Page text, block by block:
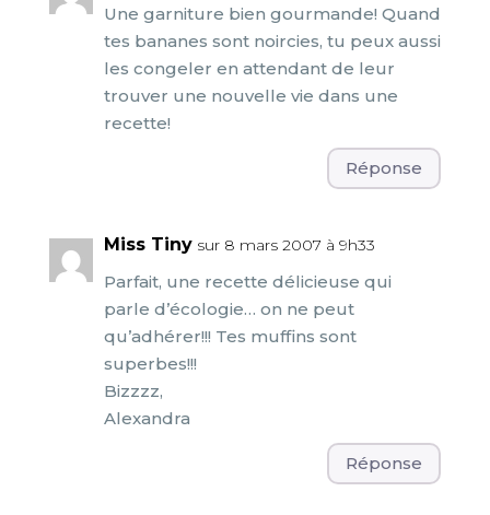
Une garniture bien gourmande! Quand
tes bananes sont noircies, tu peux aussi
les congeler en attendant de leur
trouver une nouvelle vie dans une
recette!
Réponse
Miss Tiny sur 8 mars 2007 à 9h33
Parfait, une recette délicieuse qui
parle d’écologie… on ne peut
qu’adhérer!!! Tes muffins sont
superbes!!!
Bizzzz,
Alexandra
Réponse